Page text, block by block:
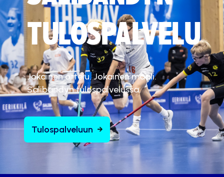
TULOSPALVELU
Jokainen ottelu. Jokainen maali.
Salibandyn tulospalvelussa.
Tulospalveluun